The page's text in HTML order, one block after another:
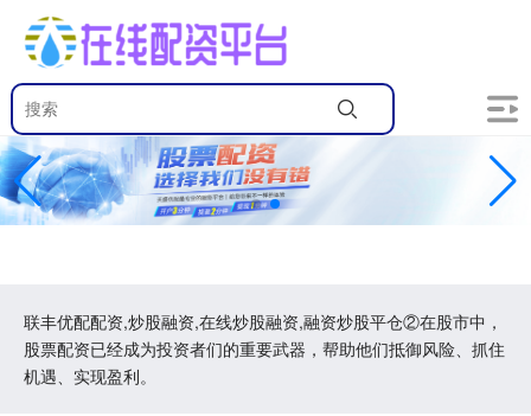
联丰优配配资,炒股融资,在线炒股融资,融资炒股平仓②在股市中，
股票配资已经成为投资者们的重要武器，帮助他们抵御风险、抓住
机遇、实现盈利。